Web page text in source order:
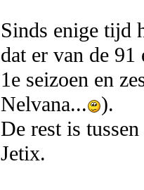
Sinds enige tijd
dat er van de
1e seizoen en
Nelvana...
).
De rest is
Jetix.